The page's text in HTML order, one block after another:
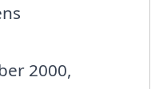
2000,